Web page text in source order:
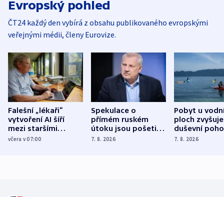
Evropský pohled
ČT24 každý den vybírá z obsahu publikovaného evropskými
veřejnými médii, členy Eurovize.
Falešní „lékaři“
vytvoření AI šíří
mezi staršími
Poláky nebezpečné
včera v 07:00
Spekulace o
přímém ruském
útoku jsou pošetilé,
míní estonský
7. 8. 2026
Pobyt u
ploch zvyšuje
duševní
ukázala
7. 8. 2026